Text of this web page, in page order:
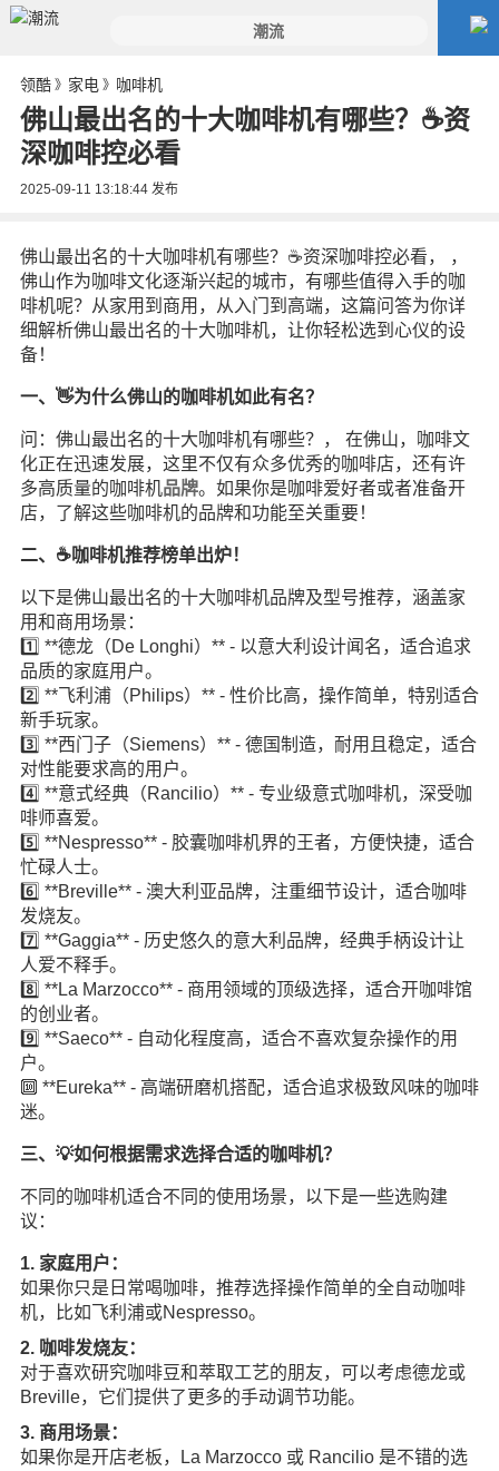
领酷》 家电》 咖啡机
佛山最出名的十大咖啡机有哪些？☕️资
深咖啡控必看
2025-09-11 13:18:44发布
佛山最出名的十大咖啡机有哪些？☕️资深咖啡控必看， ，
佛山作为咖啡文化逐渐兴起的城市，有哪些值得入手的咖
啡机呢？从家用到商用，从入门到高端，这篇问答为你详
细解析佛山最出名的十大咖啡机，让你轻松选到心仪的设
备！
一、👋为什么佛山的咖啡机如此有名？
问：佛山最出名的十大咖啡机有哪些？， 在佛山，咖啡文
化正在迅速发展，这里不仅有众多优秀的咖啡店，还有许
多高质量的咖啡机品牌。如果你是咖啡爱好者或者准备开
店，了解这些咖啡机的品牌和功能至关重要！
二、☕️咖啡机推荐榜单出炉！
以下是佛山最出名的十大咖啡机品牌及型号推荐，涵盖家
用和商用场景：
1️⃣ **德龙（De Longhi）** - 以意大利设计闻名，适合追求
品质的家庭用户。
2️⃣ **飞利浦（Philips）** - 性价比高，操作简单，特别适合
新手玩家。
3️⃣ **西门子（Siemens）** - 德国制造，耐用且稳定，适合
对性能要求高的用户。
4️⃣ **意式经典（Rancilio）** - 专业级意式咖啡机，深受咖
啡师喜爱。
5️⃣ **Nespresso** - 胶囊咖啡机界的王者，方便快捷，适合
忙碌人士。
6️⃣ **Breville** - 澳大利亚品牌，注重细节设计，适合咖啡
发烧友。
7️⃣ **Gaggia** - 历史悠久的意大利品牌，经典手柄设计让
人爱不释手。
8️⃣ **La Marzocco** - 商用领域的顶级选择，适合开咖啡馆
的创业者。
9️⃣ **Saeco** - 自动化程度高，适合不喜欢复杂操作的用
户。
🔟 **Eureka** - 高端研磨机搭配，适合追求极致风味的咖啡
迷。
三、💡如何根据需求选择合适的咖啡机？
不同的咖啡机适合不同的使用场景，以下是一些选购建
议：
1. 家庭用户：
如果你只是日常喝咖啡，推荐选择操作简单的全自动咖啡
机，比如飞利浦或Nespresso。
2. 咖啡发烧友：
对于喜欢研究咖啡豆和萃取工艺的朋友，可以考虑德龙或
Breville，它们提供了更多的手动调节功能。
3. 商用场景：
如果你是开店老板，La Marzocco 或 Rancilio 是不错的选